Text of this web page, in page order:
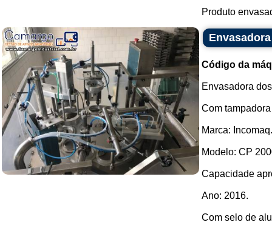
Produto
Código da
Envasadora
Com
Marca: Incomaq.
Modelo: CP
Capacidade
Ano: 2016.
Com selo de